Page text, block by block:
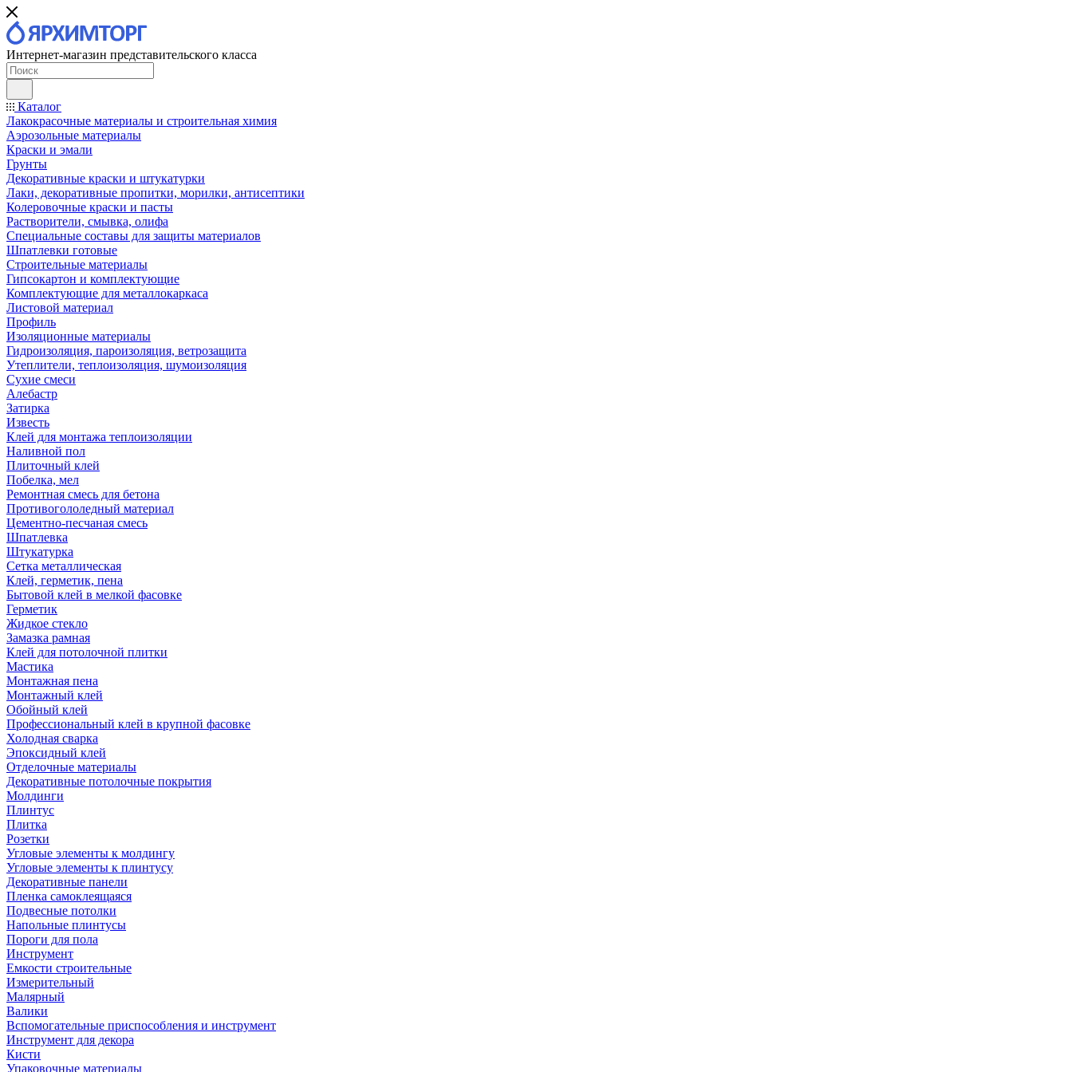
Интернет-магазин представительского класса
Каталог
Лакокрасочные материалы и строительная химия
Аэрозольные материалы
Краски и эмали
Грунты
Декоративные краски и штукатурки
Лаки, декоративные пропитки, морилки, антисептики
Колеровочные краски и пасты
Растворители, смывка, олифа
Специальные составы для защиты материалов
Шпатлевки готовые
Строительные материалы
Гипсокартон и комплектующие
Комплектующие для металлокаркаса
Листовой материал
Профиль
Изоляционные материалы
Гидроизоляция, пароизоляция, ветрозащита
Утеплители, теплоизоляция, шумоизоляция
Сухие смеси
Алебастр
Затирка
Известь
Клей для монтажа теплоизоляции
Наливной пол
Плиточный клей
Побелка, мел
Ремонтная смесь для бетона
Противогололедный материал
Цементно-песчаная смесь
Шпатлевка
Штукатурка
Сетка металлическая
Клей, герметик, пена
Бытовой клей в мелкой фасовке
Герметик
Жидкое стекло
Замазка рамная
Клей для потолочной плитки
Мастика
Монтажная пена
Монтажный клей
Обойный клей
Профессиональный клей в крупной фасовке
Холодная сварка
Эпоксидный клей
Отделочные материалы
Декоративные потолочные покрытия
Молдинги
Плинтус
Плитка
Розетки
Угловые элементы к молдингу
Угловые элементы к плинтусу
Декоративные панели
Пленка самоклеящаяся
Подвесные потолки
Напольные плинтусы
Пороги для пола
Инструмент
Емкости строительные
Измерительный
Малярный
Валики
Вспомогательные приспособления и инструмент
Инструмент для декора
Кисти
Упаковочные материалы